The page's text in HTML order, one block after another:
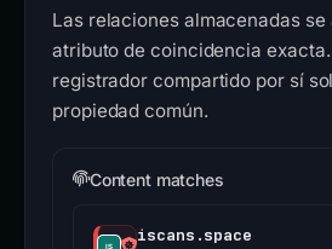
Las relaciones almacenadas se
atributo de coincidencia
registrador compartido por sí
propiedad común.
Content matches
iscans.space